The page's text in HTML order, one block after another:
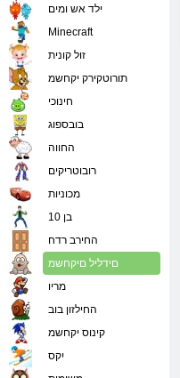
ילד אש ומים
Minecraft
זול קונית
תורוטקירק יקחשמ
חינוכי
בובספוג
החווה
רובוטריקים
מכוניות
בן 10
החירב רדח
םידליל םיקחשמ
מריו
החילזון בוב
קינוס יקחשמ
יִקס